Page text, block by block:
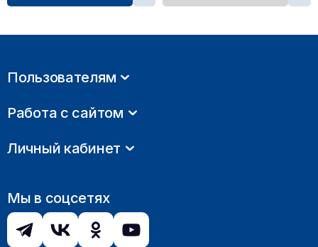
Пользователям
Работа с сайтом
Личный кабинет
Мы в соцсетях